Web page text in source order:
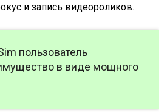
и запись видеороликов.
пользователь
в виде мощного